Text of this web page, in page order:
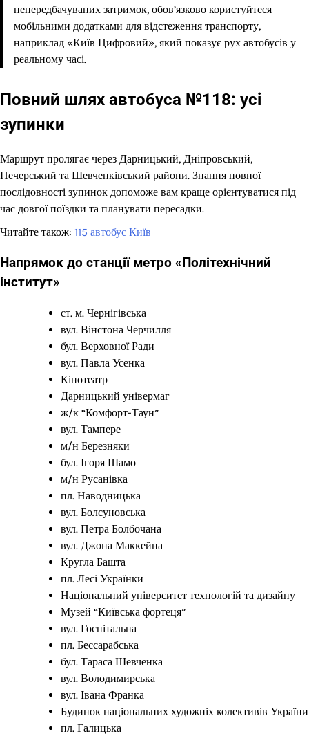
непередбачуваних затримок, обов’язково користуйтеся
мобільними додатками для відстеження транспорту,
наприклад «Київ Цифровий», який показує рух автобусів у
реальному часі.
Повний шлях автобуса №118: усі
зупинки
Маршрут пролягає через Дарницький, Дніпровський,
Печерський та Шевченківський райони. Знання повної
послідовності зупинок допоможе вам краще орієнтуватися під
час довгої поїздки та планувати пересадки.
Читайте також: 115 автобус Київ
Напрямок до станції метро «Політехнічний
інститут»
ст. м. Чернігівська
вул. Вінстона Черчилля
бул. Верховної Ради
вул. Павла Усенка
Кінотеатр
Дарницький універмаг
ж/к “Комфорт-Таун”
вул. Тампере
м/н Березняки
бул. Ігоря Шамо
м/н Русанівка
пл. Наводницька
вул. Болсуновська
вул. Петра Болбочана
вул. Джона Маккейна
Кругла Башта
пл. Лесі Українки
Національний університет технологій та дизайну
Музей “Київська фортеця”
вул. Госпітальна
пл. Бессарабська
бул. Тараса Шевченка
вул. Володимирська
вул. Івана Франка
Будинок національних художніх колективів України
пл. Галицька